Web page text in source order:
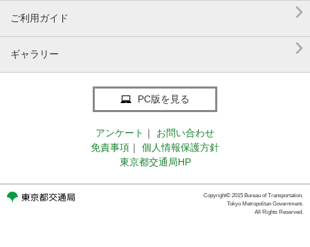
ご利用ガイド 
ギャラリー 
PC版を見る
アンケート ｜
お問い合わせ
免責事項 ｜
個人情報保護方針
東京都交通局HP
Copyright© 2015 Bureau of Transportation.
Tokyo Metropolitan Government.
All Rights Reserved.